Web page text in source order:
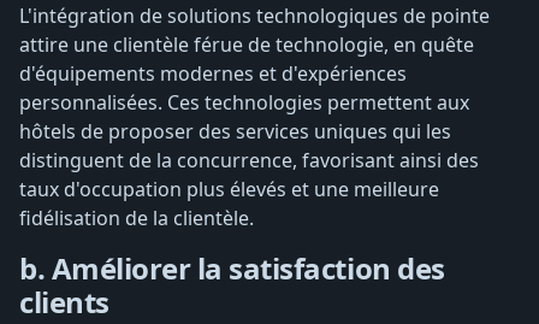
L'intégration de solutions technologiques de pointe
attire une clientèle férue de technologie, en quête
d'équipements modernes et d'expériences
personnalisées. Ces technologies permettent aux
hôtels de proposer des services uniques qui les
distinguent de la concurrence, favorisant ainsi des
taux d'occupation plus élevés et une meilleure
fidélisation de la clientèle.
b. Améliorer la satisfaction des
clients